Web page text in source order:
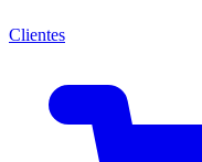
Clientes